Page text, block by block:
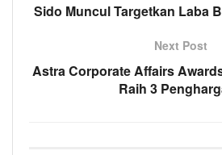
Sido Muncul Targetkan Laba
Next Post
Astra Corporate Affairs
Raih 3